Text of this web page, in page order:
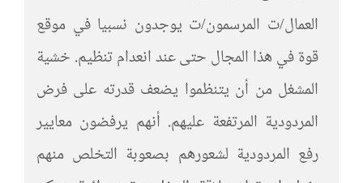
العمال/ت المرسمون/ت يوجدون نسبيا في موقع
قوة في هذا المجال حتى عند انعدام تنظيم. خشية
المشغل من أن يتنظموا يضعف قدرته على فرض
المردودية المرتفعة عليهم. أنهم يرفضون معايير
رفع المردودية لشعورهم بصعوبة التخلص منهم